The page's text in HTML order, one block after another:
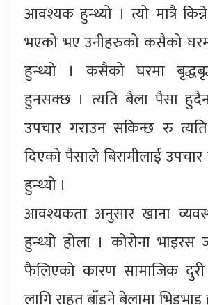
आवश्यक हुन्थ्यो । त्यो मात्रै
भएको भए उनीहरुको कसैको
हुन्थ्यो । कसैको घरमा
हुनसक्छ । त्यति बैला पैसा
उपचार गराउन सकिन्छ रु
दिएको पैसाले बिरामीलाई
हुन्थ्यो ।
आवश्यकता अनुसार खाना
हुन्थ्यो होला । कोरोना भाइरस
फैलिएको कारण सामाजिक
लागि राहत बाँडने बेलामा